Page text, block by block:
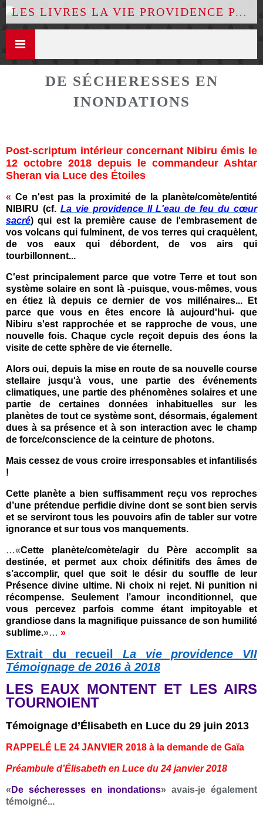
LES LIVRES LA VIE PROVIDENCE PAR LUCE DES ÉTOILES
DE SÉCHERESSES EN
INONDATIONS
Post-scriptum intérieur concernant Nibiru émis le
12 octobre 2018 depuis le commandeur Ashtar
Sheran via Luce des Étoiles
« Ce n'est pas la proximité de la planète/comète/entité
NIBIRU (cf. La vie providence II L'eau de feu du cœur
sacré) qui est la première cause de l'embrasement de
vos volcans qui fulminent, de vos terres qui craquèlent,
de vos eaux qui débordent, de vos airs qui
tourbillonnent...
C'est principalement parce que votre Terre et tout son
système solaire en sont là -puisque, vous-mêmes, vous
en étiez là depuis ce dernier de vos millénaires... Et
parce que vous en êtes encore là aujourd'hui- que
Nibiru s'est rapprochée et se rapproche de vous, une
nouvelle fois. Chaque cycle reçoit depuis des éons la
visite de cette sphère de vie éternelle.
Alors oui, depuis la mise en route de sa nouvelle course
stellaire jusqu'à vous, une partie des événements
climatiques, une partie des phénomènes solaires et une
partie de certaines données inhabituelles sur les
planètes de tout ce système sont, désormais, également
dues à sa présence et à son interaction avec le champ
de force/conscience de la ceinture de photons.
Mais cessez de vous croire irresponsables et infantilisés
!
Cette planète a bien suffisamment reçu vos reproches
d’une prétendue perfidie divine dont se sont bien servis
et se serviront tous les pouvoirs afin de tabler sur votre
ignorance et sur tous vos manquements.
…«Cette planète/comète/agir du Père accomplit sa
destinée, et permet aux choix définitifs des âmes de
s’accomplir, quel que soit le désir du souffle de leur
Présence divine ultime. Ni choix ni rejet. Ni punition ni
récompense. Seulement l’amour inconditionnel, que
vous percevez parfois comme étant impitoyable et
grandiose dans la magnifique puissance de son humilité
sublime.»… »
Extrait du recueil
La vie providence VII
Témoignage de 2016 à 2018
LES EAUX MONTENT ET LES AIRS
TOURNOIENT
Témoignage d’Élisabeth en Luce du 29 juin 2013
RAPPELÉ LE 24 JANVIER 2018 à la demande de Gaïa
Préambule d’Élisabeth en Luce du 24 janvier 2018
« De sécheresses en inondations» avais-je également
témoigné...